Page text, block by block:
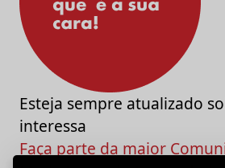
Esteja sempre atualizado
interessa
Faça parte da maior